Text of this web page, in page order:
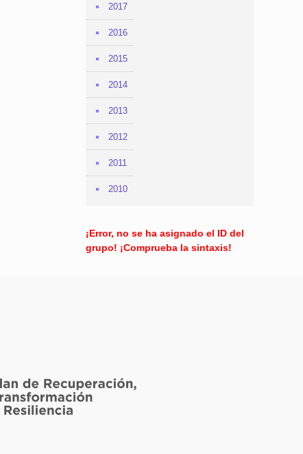
2017
2016
2015
2014
2013
2012
2011
2010
¡Error, no se ha asignado el ID del
grupo! ¡Comprueba la sintaxis!